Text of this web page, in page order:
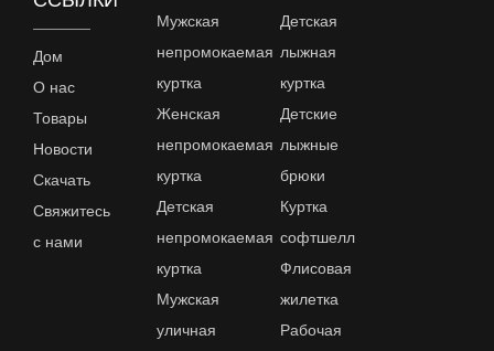
Дом
О нас
Товары
Новости
Скачать
Свяжитесь
с нами
Мужская
непромокаемая
куртка
Женская
непромокаемая
куртка
Детская
непромокаемая
куртка
Мужская
уличная
Детская
лыжная
куртка
Детские
лыжные
брюки
Куртка
софтшелл
Флисовая
жилетка
Рабочая